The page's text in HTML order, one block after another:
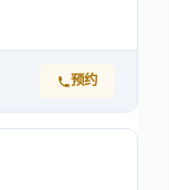
预约